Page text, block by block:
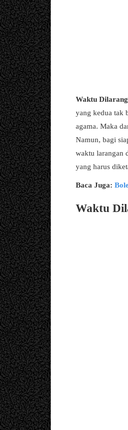
Waktu
yang kedua tak
agama. Maka
Namun, bagi
waktu larangan
yang harus
Baca Juga:
Waktu